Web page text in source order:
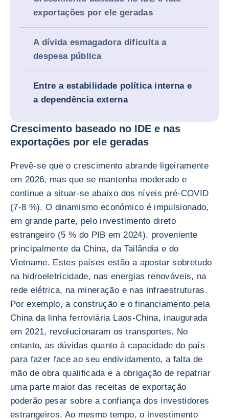
exportações por ele geradas
A dívida esmagadora dificulta a
despesa pública
Entre a estabilidade política interna e
a dependência externa
Crescimento baseado no IDE e nas
exportações por ele geradas
Prevê-se que o crescimento abrande ligeiramente
em 2026, mas que se mantenha moderado e
continue a situar-se abaixo dos níveis pré-COVID
(7-8 %). O dinamismo económico é impulsionado,
em grande parte, pelo investimento direto
estrangeiro (5 % do PIB em 2024), proveniente
principalmente da China, da Tailândia e do
Vietname. Estes países estão a apostar sobretudo
na hidroeletricidade, nas energias renováveis, na
rede elétrica, na mineração e nas infraestruturas.
Por exemplo, a construção e o financiamento pela
China da linha ferroviária Laos-China, inaugurada
em 2021, revolucionaram os transportes. No
entanto, as dúvidas quanto à capacidade do país
para fazer face ao seu endividamento, a falta de
mão de obra qualificada e a obrigação de repatriar
uma parte maior das receitas de exportação
poderão pesar sobre a confiança dos investidores
estrangeiros. Ao mesmo tempo, o investimento